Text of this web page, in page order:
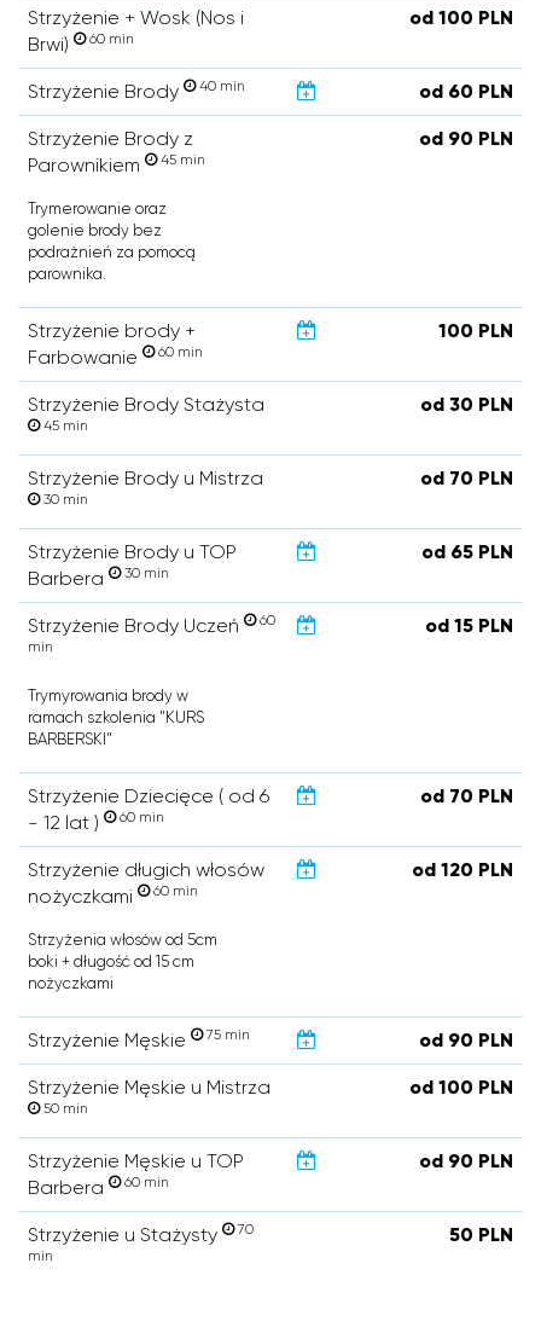
Strzyżenie + Wosk (Nos i
Brwi)
60 min
od 100 PLN
Strzyżenie Brody 40 min od 60 PLN
Strzyżenie Brody z
Parownikiem
45 min
od 90 PLN
Trymerowanie oraz
golenie brody bez
podrażnień za pomocą
parownika.
Strzyżenie brody +
Farbowanie
60 min
100 PLN
Strzyżenie Brody Stażysta
45 min
od 30 PLN
Strzyżenie Brody u Mistrza
30 min
od 70 PLN
Strzyżenie Brody u TOP
Barbera
30 min
od 65 PLN
Strzyżenie Brody Uczeń
60
min
od 15 PLN
Trymyrowania brody w
ramach szkolenia "KURS
BARBERSKI"
Strzyżenie Dziecięce ( od 6
- 12 lat )
60 min
od 70 PLN
Strzyżenie długich włosów
nożyczkami
60 min
od 120 PLN
Strzyżenia włosów od 5cm
boki + długość od 15 cm
nożyczkami
Strzyżenie Męskie 75 min od 90 PLN
Strzyżenie Męskie u Mistrza
50 min
od 100 PLN
Strzyżenie Męskie u TOP
Barbera
60 min
od 90 PLN
Strzyżenie u Stażysty
70
min
50 PLN